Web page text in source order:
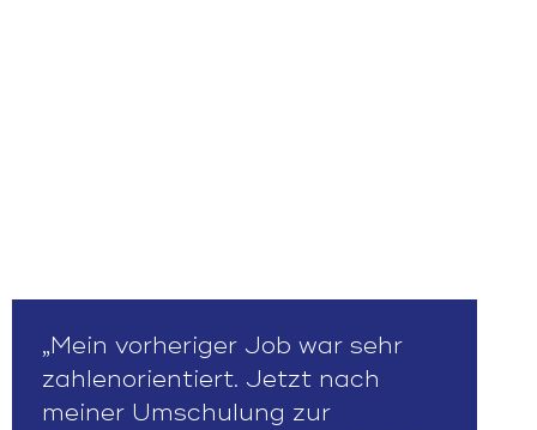
„Mein vorheriger Job war sehr
zahlenorientiert. Jetzt nach
meiner Umschulung zur